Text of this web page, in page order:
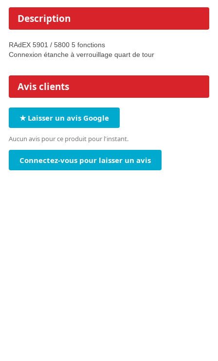
Description
RAdEX 5901 / 5800 5 fonctions
Connexion étanche à verrouillage quart de tour
Avis clients
★ Laisser un avis Google
Aucun avis pour ce produit pour l'instant.
Connectez-vous pour laisser un avis